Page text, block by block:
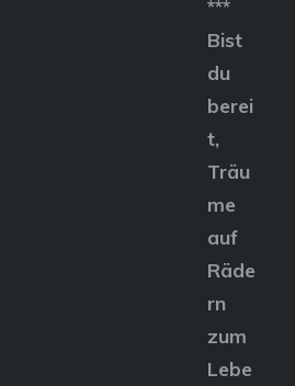
***
Bist
du
berei
t,
Träu
me
auf
Räde
rn
zum
Lebe